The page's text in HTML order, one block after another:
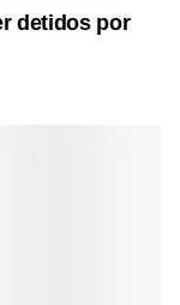
detidos por